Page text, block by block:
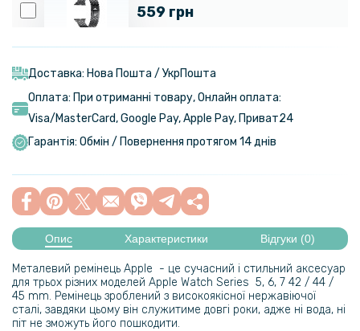
559 грн
Ремінець Stainless Sota для Apple Watch 42 / 44 / 45 / 46 / 49mm
144 грн
169 грн
Чохол із захисним склом Protective Cover with Glass для Apple
Watch 45mm
119 грн
149 грн
Чохол із захисним склом Protective Cover with Glass для Apple
Watch 44mm
159 грн
199 грн
Доставка: Нова Пошта / УкрПошта
Оплата: При отриманні товару, Онлайн оплата:
Visa/MasterСard, Google Pay, Apple Pay, Приват24
Гарантія: Обмін / Повернення протягом 14 днів
Опис Характеристики Відгуки (0)
Металевий ремінець Apple - це сучасний і стильний аксесуар
для трьох різних моделей Apple Watch Series 5, 6, 7 42 / 44 /
45 mm. Ремінець зроблений з високоякісної нержавіючої
сталі, завдяки цьому він служитиме довгі роки, адже ні вода, ні
піт не зможуть його пошкодити.